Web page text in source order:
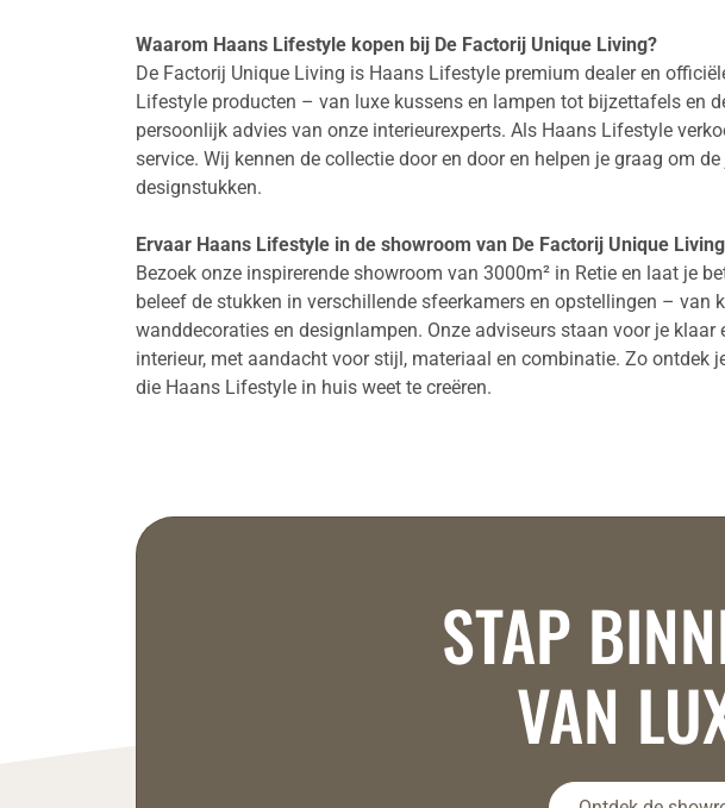
Waarom Haans Lifestyle kopen bij De Factorij Unique Living?
De Factorij Unique Living is Haans Lifestyle premium dealer en
Lifestyle producten – van luxe kussens en lampen tot bijzettafels en
persoonlijk advies van onze interieurexperts. Als Haans Lifestyle
service. Wij kennen de collectie door en door en helpen je graag om
designstukken.
Ervaar Haans Lifestyle in de showroom van De Factorij Unique
Bezoek onze inspirerende showroom van 3000m² in Retie en laat je
beleef de stukken in verschillende sfeerkamers en opstellingen –
wanddecoraties en designlampen. Onze adviseurs staan voor je
interieur, met aandacht voor stijl, materiaal en combinatie. Zo ontdek
die Haans Lifestyle in huis weet te creëren.
STAP
VAN